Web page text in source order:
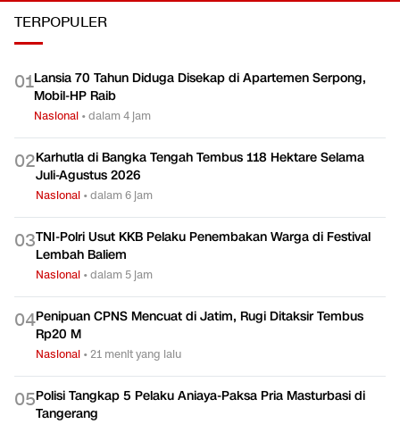
TERPOPULER
01Lansia 70 Tahun Diduga Disekap di Apartemen Serpong,
Mobil-HP Raib
Nasional •dalam 4 jam
02Karhutla di Bangka Tengah Tembus 118 Hektare Selama
Juli-Agustus 2026
Nasional •dalam 6 jam
03TNI-Polri Usut KKB Pelaku Penembakan Warga di Festival
Lembah Baliem
Nasional •dalam 5 jam
04Penipuan CPNS Mencuat di Jatim, Rugi Ditaksir Tembus
Rp20 M
Nasional •21 menit yang lalu
05Polisi Tangkap 5 Pelaku Aniaya-Paksa Pria Masturbasi di
Tangerang